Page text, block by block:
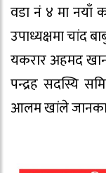
वडा नं ४ मा नयाँ
उपाध्यक्षमा चांद
यकरार अहमद
पन्द्रह सदस्यि
आलम खांले